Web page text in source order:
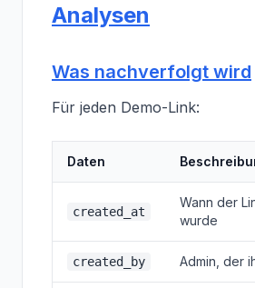
Analysen
Was nachverfolgt wird
Für jeden Demo-Link:
Daten
created_at
Wann der
wurde
created_by Admin, der